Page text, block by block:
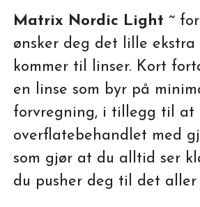
Matrix Nordic Light ~
ønsker deg det lille
kommer til linser. Kort
en linse som byr på
forvregning, i tillegg til at
overflatebehandlet med
som gjør at du alltid ser
du pusher deg til det aller